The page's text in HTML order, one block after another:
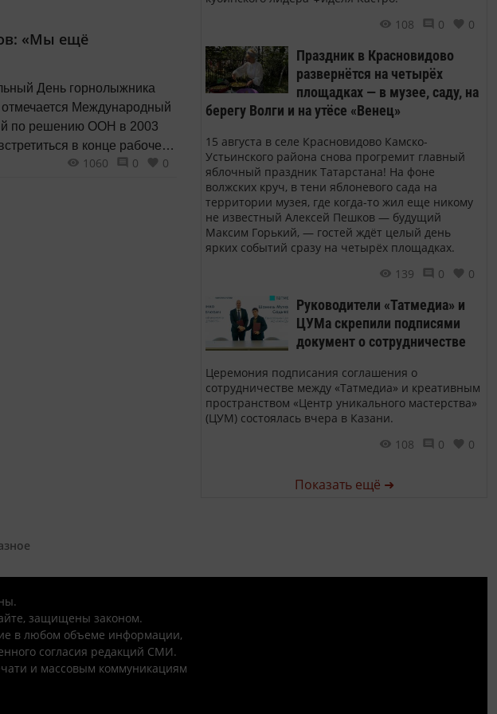
На
«Мы ещё
День горнолыжника
по решению ООН в 2003
Гаязова он обычно
1060 0 0
108
0 0
Праздник в Красновидово
развернётся на четырёх
площадках — в музее, саду, на
берегу Волги и на утёсе «Венец»
15 августа в селе Красновидово Камско-
Устьинского района снова прогремит главный
яблочный праздник Татарстана! На фоне
волжских круч, в тени яблоневого сада на
территории музея, где когда-то жил еще никому
не известный Алексей Пешков — будущий
Максим Горький, — гостей ждёт целый день
ярких событий сразу на четырёх площадках.
139
0 0
Руководители «Татмедиа» и
ЦУМа скрепили подписями
документ о сотрудничестве
Церемония подписания соглашения о
сотрудничестве между «Татмедиа» и креативным
пространством «Центр уникального мастерства»
(ЦУМ) состоялась вчера в Казани.
108
0 0
Показать ещё ➜
защищены законом.
в любом объеме информации,
согласия редакций СМИ.
и массовым коммуникациям